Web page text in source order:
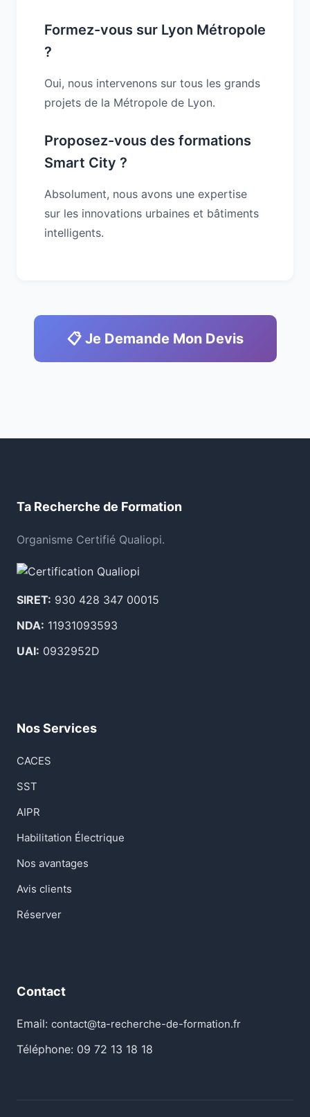
Formez-vous sur Lyon Métropole
?
Oui, nous intervenons sur tous les grands
projets de la Métropole de Lyon.
Proposez-vous des formations
Smart City ?
Absolument, nous avons une expertise
sur les innovations urbaines et bâtiments
intelligents.
📋 Je Demande Mon Devis
Ta Recherche de Formation
Organisme Certifié Qualiopi.
SIRET: 930 428 347 00015
NDA: 11931093593
UAI: 0932952D
Nos Services
CACES
SST
AIPR
Habilitation Électrique
Nos avantages
Avis clients
Réserver
Contact
Email: contact@ta-recherche-de-formation.fr
Téléphone: 09 72 13 18 18